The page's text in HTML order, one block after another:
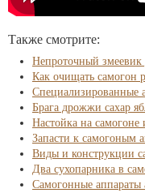
Также смотрите:
Непроточный змеевик
Как очищать самогон
Специализированные
Брага дрожжи сахар
Настойка на самогоне
Запасти к самогоным
Виды и конструкции
Два сухопарника в
Самогонные аппараты